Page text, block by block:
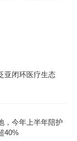
亚闭环医疗生态
，今年上半年陪护
40%